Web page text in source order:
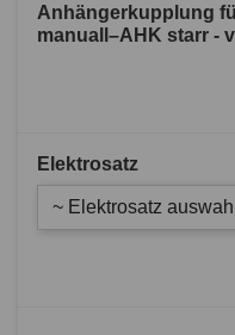
Anhängerkupplung
manuall–AHK starr -
Elektrosatz
~ Elektrosatz